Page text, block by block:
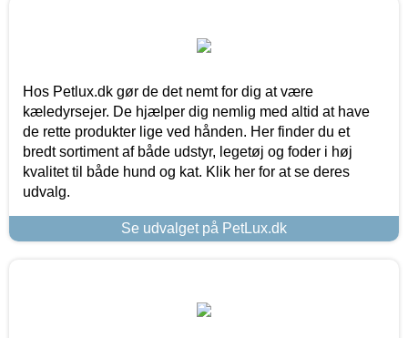
Hos Petlux.dk gør de det nemt for dig at være
kæledyrsejer. De hjælper dig nemlig med altid at have
de rette produkter lige ved hånden. Her finder du et
bredt sortiment af både udstyr, legetøj og foder i høj
kvalitet til både hund og kat. Klik her for at se deres
udvalg.
Se udvalget på PetLux.dk